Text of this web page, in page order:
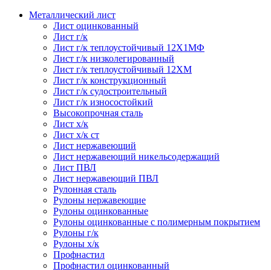
Металлический лист
Лист оцинкованный
Лист г/к
Лист г/к теплоустойчивый 12Х1МФ
Лист г/к низколегированный
Лист г/к теплоустойчивый 12ХМ
Лист г/к конструкционный
Лист г/к судостроительный
Лист г/к износостойкий
Высокопрочная сталь
Лист х/к
Лист х/к ст
Лист нержавеющий
Лист нержавеющий никельсодержащий
Лист ПВЛ
Лист нержавеющий ПВЛ
Рулонная сталь
Рулоны нержавеющие
Рулоны оцинкованные
Рулоны оцинкованные с полимерным покрытием
Рулоны г/к
Рулоны х/к
Профнастил
Профнастил оцинкованный